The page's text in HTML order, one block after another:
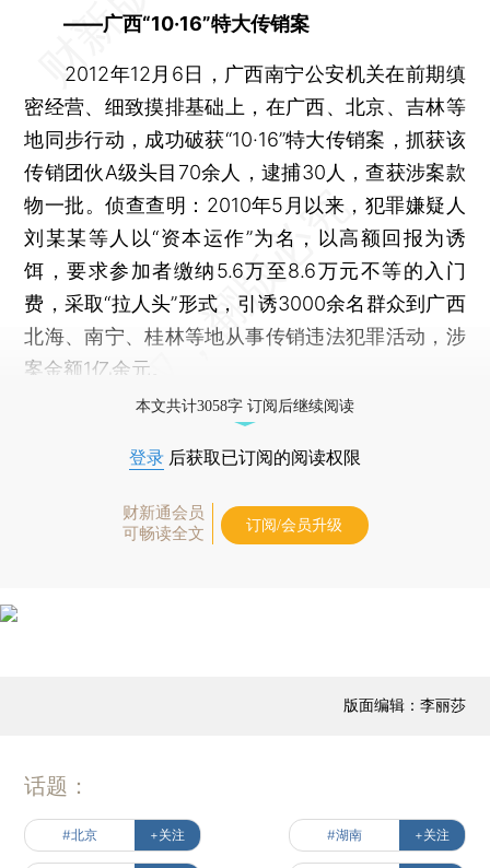
——广西“10·16”特大传销案
2012年12月6日，广西南宁公安机关在前期缜
密经营、细致摸排基础上，在广西、北京、吉林等
地同步行动，成功破获“10·16”特大传销案，抓获该
传销团伙A级头目70余人，逮捕30人，查获涉案款
物一批。侦查查明：2010年5月以来，犯罪嫌疑人
刘某某等人以“资本运作”为名，以高额回报为诱
饵，要求参加者缴纳5.6万至8.6万元不等的入门
费，采取“拉人头”形式，引诱3000余名群众到广西
北海、南宁、桂林等地从事传销违法犯罪活动，涉
案金额1亿余元。
本文共计3058字 订阅后继续阅读
登录 后获取已订阅的阅读权限
财新通会员
可畅读全文
订阅/会员升级
版面编辑：李丽莎
话题：
#北京 +关注 #湖南 +关注